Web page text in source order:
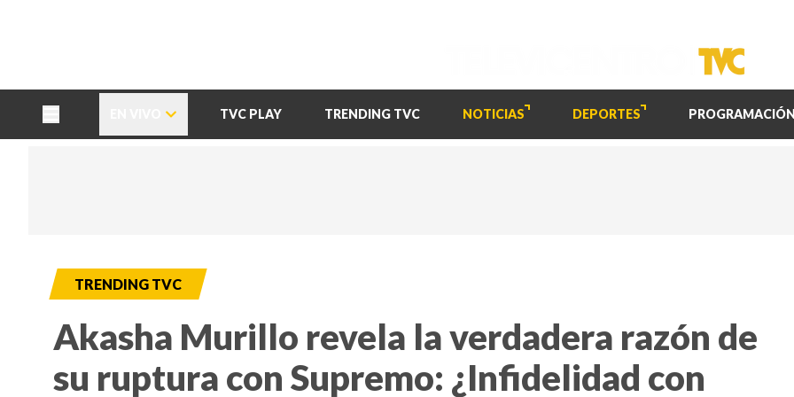
TVC PLAY TRENDING TVC NOTICIAS DEPORTES PROGRAMACIÓN
TRENDING TVC
Akasha Murillo revela la verdadera razón de
su ruptura con Supremo: ¿Infidelidad con